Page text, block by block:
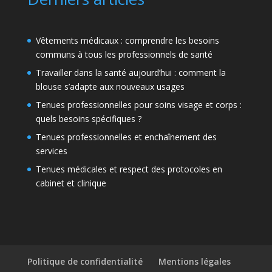
Vêtements médicaux : comprendre les besoins
communs à tous les professionnels de santé
Travailler dans la santé aujourd’hui : comment la
blouse s’adapte aux nouveaux usages
Tenues professionnelles pour soins visage et corps :
quels besoins spécifiques ?
Tenues professionnelles et enchaînement des
services
Tenues médicales et respect des protocoles en
cabinet et clinique
Politique de confidentialité
Mentions légales